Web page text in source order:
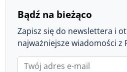
Bądź na bieżąco
Zapisz się do newslettera i
najważniejsze wiadomości z